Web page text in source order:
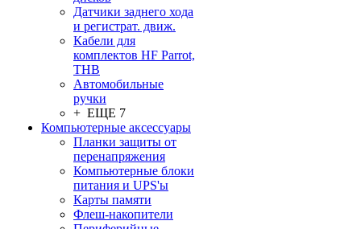
Датчики заднего хода
и регистрат. движ.
Кабели для
комплектов HF Parrot,
THB
Автомобильные
ручки
+ ЕЩЕ 7
Компьютерные аксессуары
Планки защиты от
перенапряжения
Компьютерные блоки
питания и UPS'ы
Карты памяти
Флеш-накопители